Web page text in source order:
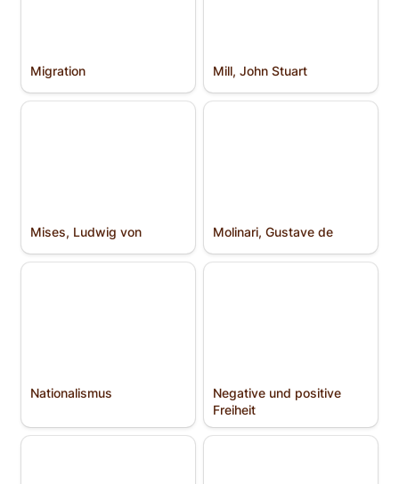
Migration Mill, John Stuart
Mises, Ludwig von
Mises, Ludwig von
Molinari, Gustave de
Molinari, Gustave de
Nationalismus
Nationalismus
Negative und positive
Negative und positive
Freiheit
Nietzsche, Friedrich Nozick, Robert